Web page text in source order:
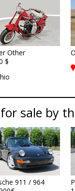
Other
$
sale by
911 / 964